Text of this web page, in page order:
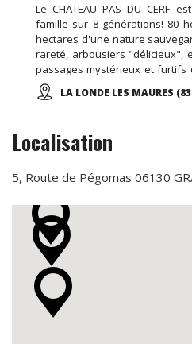
Le CHATEAU PAS DU CERF
famille sur 8 générations! 80
hectares d'une nature
rareté, arbousiers "délicieux",
passages mystérieux et furtifs
mêlés de cigales et
belles balades en
LA LONDE LES MAURES
Localisation
5, Route de Pégomas 06130